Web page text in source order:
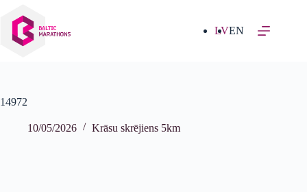
saturu
LVEN
14972
10/05/2026 Krāsu skrējiens 5km